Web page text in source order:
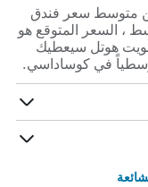
متوسط ​​سعر فندق
، السعر المتوقع هو
سويت هوتل سيعطيك